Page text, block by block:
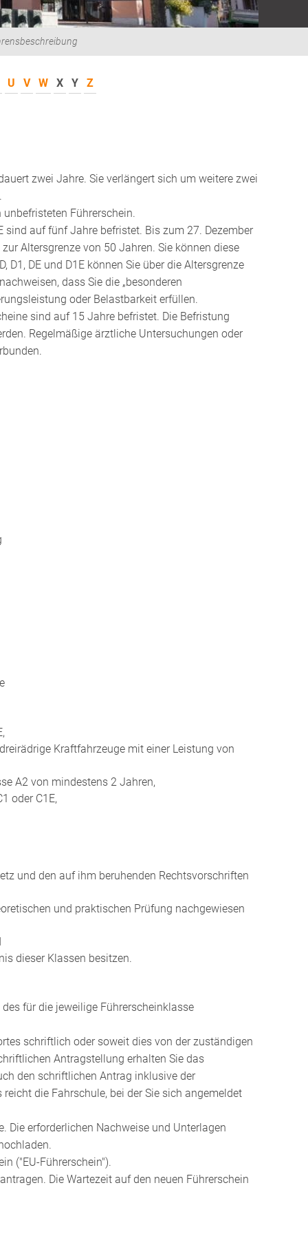
U V W X Y Z
zwei Jahre. Sie verlängert sich um weitere zwei
unbefristeten Führerschein.
sind auf fünf Jahre befristet. Bis zum 27. Dezember
Altersgrenze von 50 Jahren. Sie können diese
D1, DE und D1E können Sie über die Altersgrenze
dass Sie die „besonderen
oder Belastbarkeit erfüllen.
ine sind auf 15 Jahre befristet. Die Befristung
Regelmäßige ärztliche Untersuchungen oder
Kraftfahrzeuge mit einer Leistung von
A2 von mindestens 2 Jahren,
oder C1E,
und den auf ihm beruhenden Rechtsvorschriften
und praktischen Prüfung nachgewiesen
dieser Klassen besitzen.
für die jeweilige Führerscheinklasse
schriftlich oder soweit dies von der zuständigen
Antragstellung erhalten Sie das
den schriftlichen Antrag inklusive der
die Fahrschule, bei der Sie sich angemeldet
Die erforderlichen Nachweise und Unterlagen
("EU-Führerschein").
ntragen. Die Wartezeit auf den neuen Führerschein